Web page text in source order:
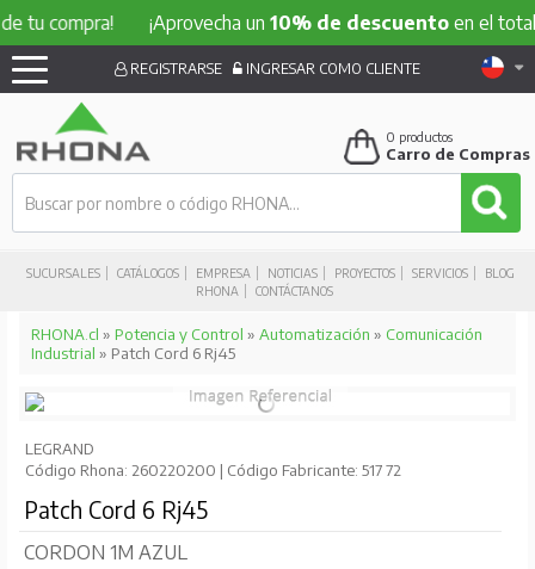
¡Aprovecha un10% de descuentoen el total de tu
SUCURSALES CATÁLOGOS EMPRESA NOTICIAS PROYECTOS SERVICIOS
BLOG
RHONA
CONTÁCTANOS
REGISTRARSE INGRESAR COMO CLIENTE
0 productos
Carro de Compras
RHONA.cl » Potencia y Control » Automatización » Comunicación
Industrial » Patch Cord 6 Rj45
LEGRAND
Código Rhona: 260220200 | Código Fabricante: 517 72
Patch Cord 6 Rj45
CORDON 1M AZUL